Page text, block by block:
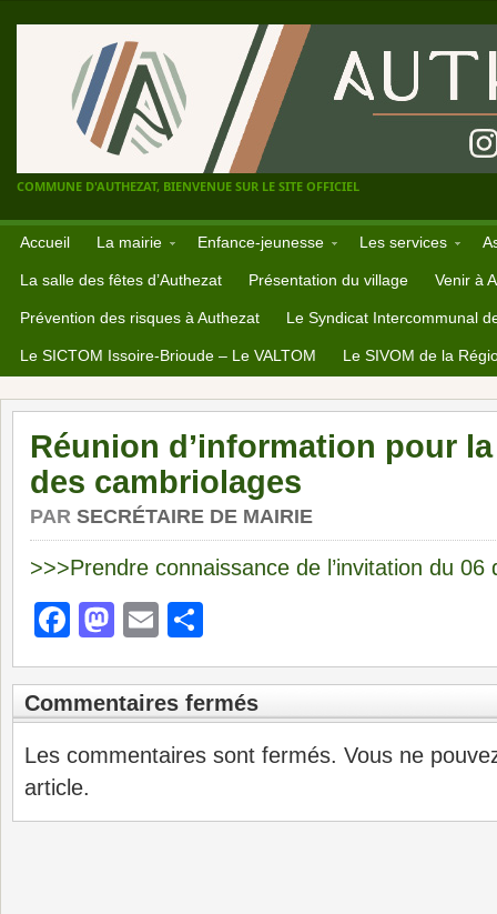
COMMUNE D'AUTHEZAT, BIENVENUE SUR LE SITE OFFICIEL
Accueil La mairie Enfance-jeunesse Les services
La salle des fêtes d’Authezat Présentation du village Venir à
Prévention des risques à Authezat Le Syndicat Intercommunal
Le SICTOM Issoire-Brioude – Le VALTOM Le SIVOM de la
Réunion d’information pour
des cambriolages
PAR SECRÉTAIRE DE MAIRIE
>>>Prendre connaissance de l’invitation du 06
Facebook
Mastodon
Email
Commentaires fermés
Les commentaires sont fermés. Vous ne
article.